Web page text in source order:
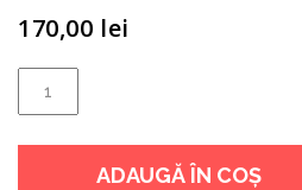
170,00 lei
CUZINETI
BIELA
ADAUGĂ ÎN COȘ